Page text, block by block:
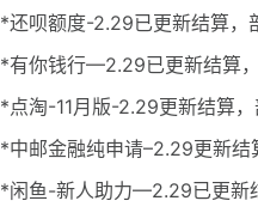
*还呗额度-2.29已更新结算，
*有你钱行—2.29已更新结算
*点淘-11月版-2.29更新结算
*中邮金融纯申请–2.29更新
*闲鱼-新人助力—2.29已更新